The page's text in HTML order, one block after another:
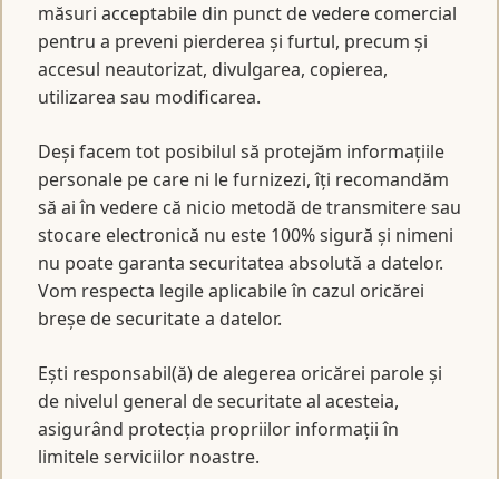
măsuri acceptabile din punct de vedere comercial
pentru a preveni pierderea și furtul, precum și
accesul neautorizat, divulgarea, copierea,
utilizarea sau modificarea.
Deși facem tot posibilul să protejăm informațiile
personale pe care ni le furnizezi, îți recomandăm
să ai în vedere că nicio metodă de transmitere sau
stocare electronică nu este 100% sigură și nimeni
nu poate garanta securitatea absolută a datelor.
Vom respecta legile aplicabile în cazul oricărei
breșe de securitate a datelor.
Ești responsabil(ă) de alegerea oricărei parole și
de nivelul general de securitate al acesteia,
asigurând protecția propriilor informații în
limitele serviciilor noastre.